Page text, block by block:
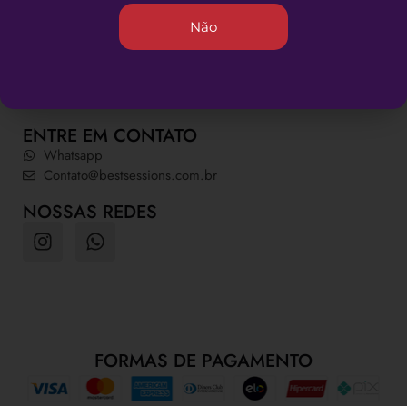
INFORMAÇÕES ÚTEIS
ENTRE EM CONTATO
Whatsapp
Contato@bestsessions.com.br
NOSSAS REDES
FORMAS DE PAGAMENTO
Não